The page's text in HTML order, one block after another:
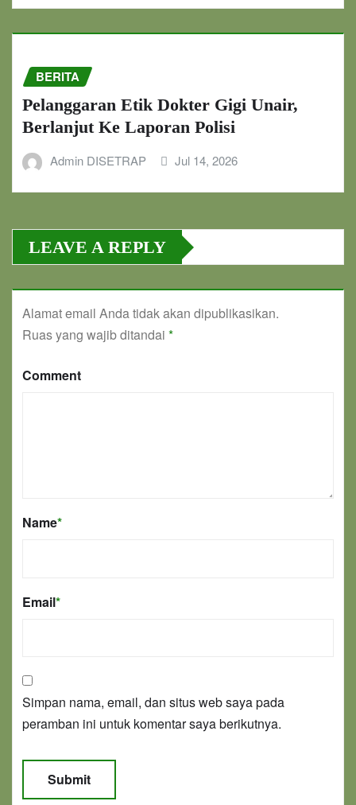
BERITA
Pelanggaran Etik Dokter Gigi Unair,
Berlanjut Ke Laporan Polisi
Admin DISETRAP Jul 14, 2026
LEAVE A REPLY
Alamat email Anda tidak akan dipublikasikan.
Ruas yang wajib ditandai *
Comment
Name*
Email*
Simpan nama, email, dan situs web saya pada
peramban ini untuk komentar saya berikutnya.